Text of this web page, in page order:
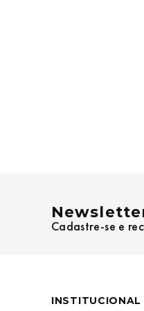
Cadastre-se e
INSTITUCIONAL